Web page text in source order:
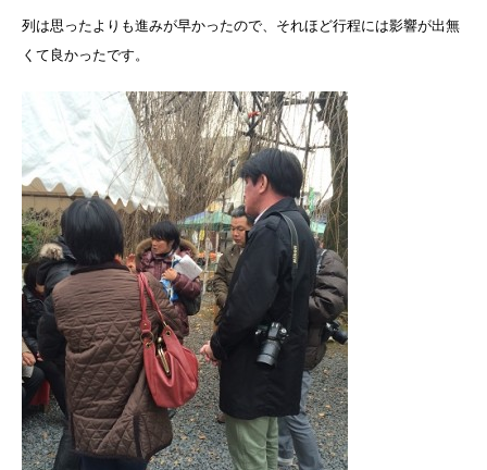
列は思ったよりも進みが早かったので、それほど行程には影響が出無
くて良かったです。